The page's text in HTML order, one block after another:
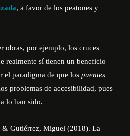
, a favor de los peatones y
obras, por ejemplo, los cruces
realmente sí tienen un beneficio
el paradigma de que los puentes
problemas de accesibilidad, pues
lo han sido.
& Gutiérrez, Miguel (2018). La